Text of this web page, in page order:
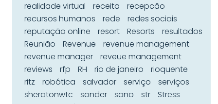
realidade virtual
receita
recepcão
recursos humanos
rede
redes sociais
reputação online
resort Resorts
resultados
Reunião
Revenue
revenue management
revenue manager
reveue management
reviews
rfp RH rio de janeiro
rioquente
ritz
robótica salvador serviço
serviços
sheratonwtc
sonder sono str
Stress